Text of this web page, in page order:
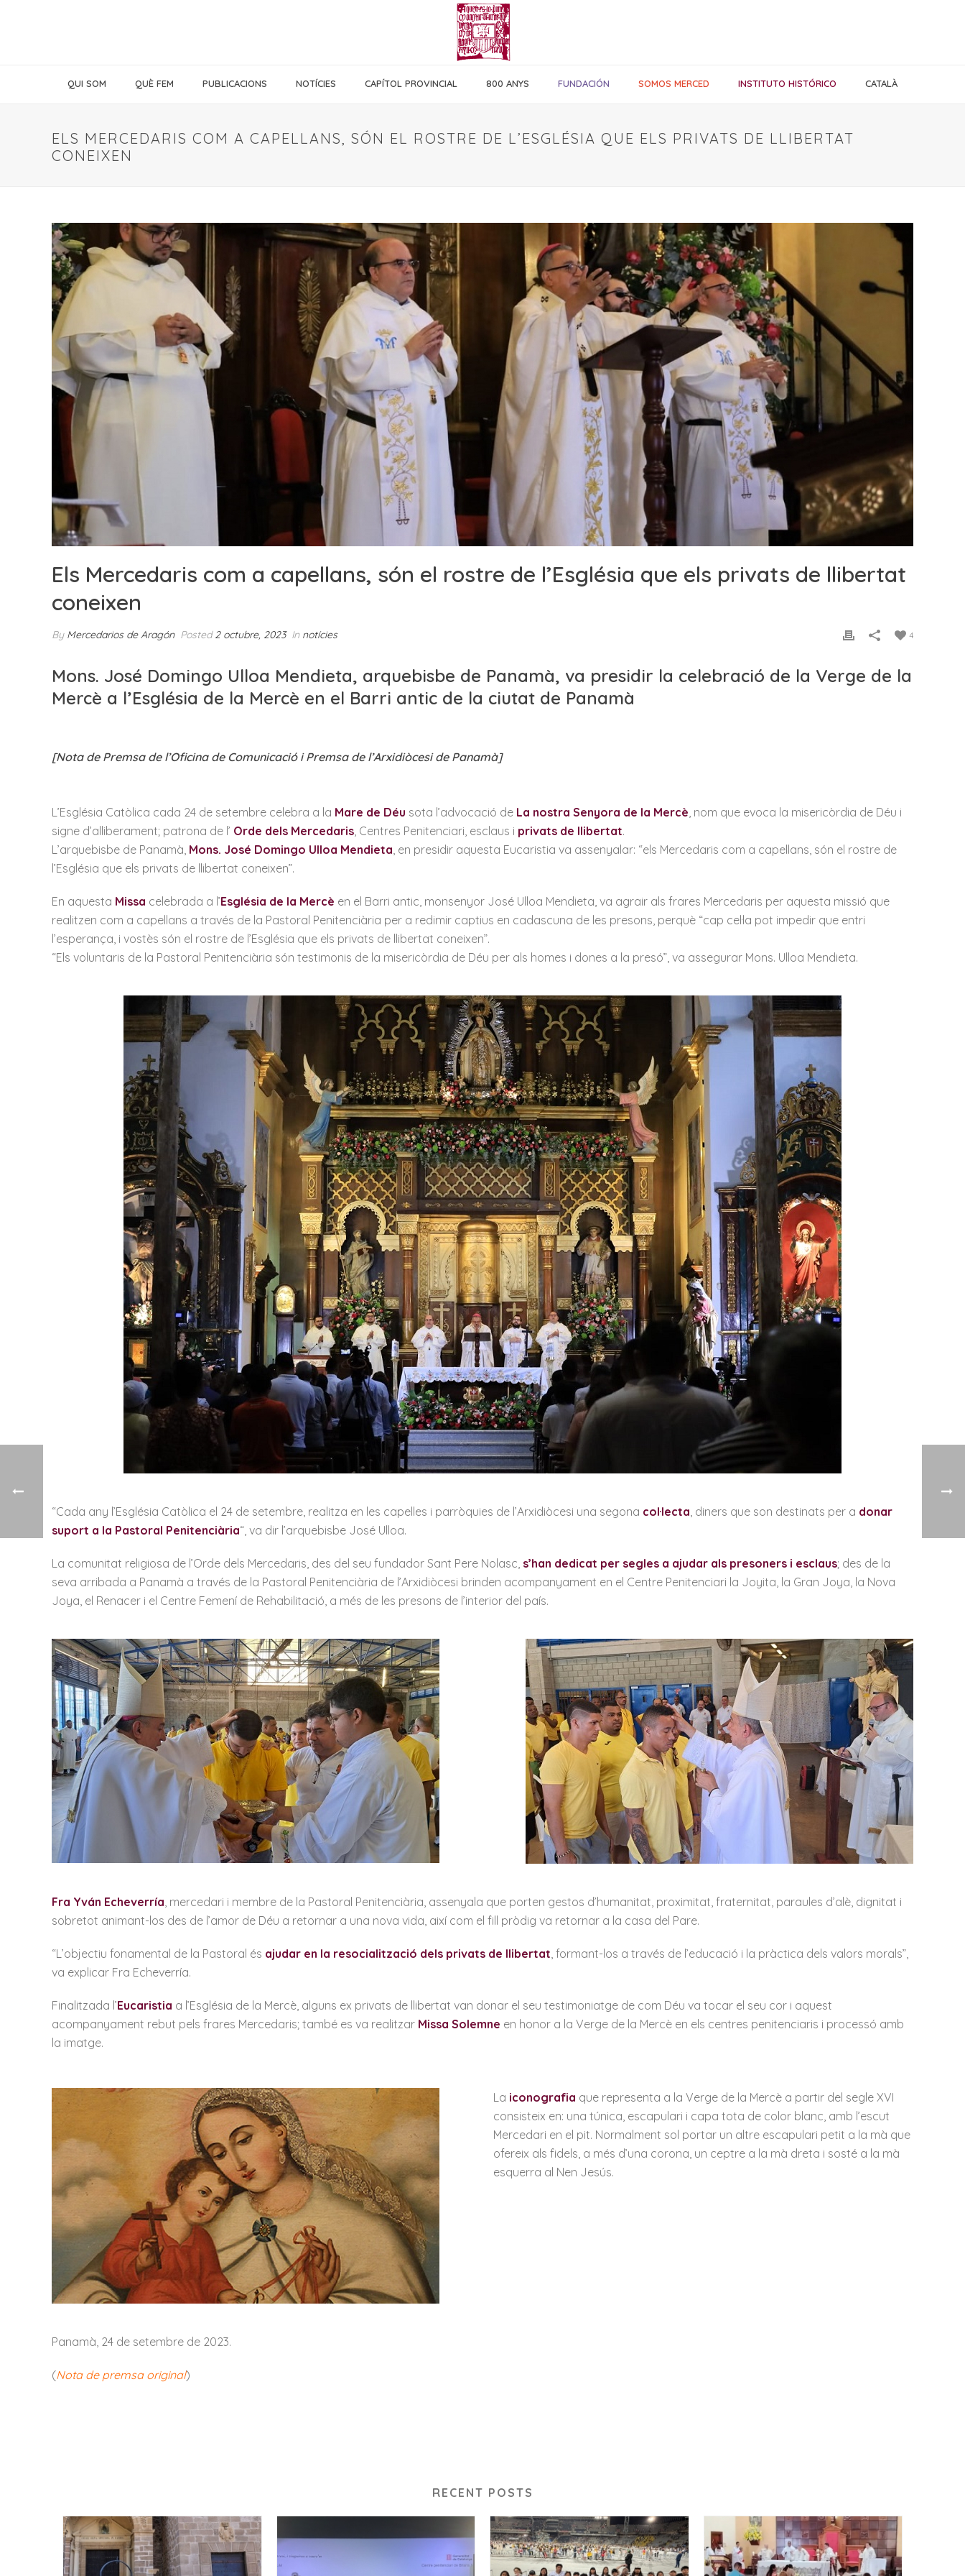
QUI SOM QUÈ FEM PUBLICACIONS NOTÍCIES CAPÍTOL PROVINCIAL 800 ANYS FUNDACIÓN SOMOS MERCED INSTITUTO HISTÓRICO CATALÀ
ELS MERCEDARIS COM A CAPELLANS, SÓN EL ROSTRE DE L’ESGLÉSIA QUE ELS PRIVATS DE LLIBERTAT
CONEIXEN
Els Mercedaris com a capellans, són el rostre de l’Església que els privats de llibertat
coneixen
By Mercedarios de Aragón Posted2 octubre, 2023 In notícies 4
Mons. José Domingo Ulloa Mendieta, arquebisbe de Panamà, va presidir la celebració de la Verge de la
Mercè a l’Església de la Mercè en el Barri antic de la ciutat de Panamà
[Nota de Premsa de l’Oficina de Comunicació i Premsa de l’Arxidiòcesi de Panamà]
L’Església Catòlica cada 24 de setembre celebra a la Mare de Déu sota l’advocació de La nostra Senyora de la Mercè, nom que evoca la misericòrdia de Déu i
signe d’alliberament; patrona de l’ Orde dels Mercedaris, Centres Penitenciari, esclaus i privats de llibertat.
L’arquebisbe de Panamà, Mons. José Domingo Ulloa Mendieta, en presidir aquesta Eucaristia va assenyalar: “els Mercedaris com a capellans, són el rostre de
l’Església que els privats de llibertat coneixen”.
En aquesta Missa celebrada a l’Església de la Mercè en el Barri antic, monsenyor José Ulloa Mendieta, va agrair als frares Mercedaris per aquesta missió que
realitzen com a capellans a través de la Pastoral Penitenciària per a redimir captius en cadascuna de les presons, perquè “cap cel·la pot impedir que entri
l’esperança, i vostès són el rostre de l’Església que els privats de llibertat coneixen”.
“Els voluntaris de la Pastoral Penitenciària són testimonis de la misericòrdia de Déu per als homes i dones a la presó”, va assegurar Mons. Ulloa Mendieta.
“Cada any l’Església Catòlica el 24 de setembre, realitza en les capelles i parròquies de l’Arxidiòcesi una segona col·lecta, diners que son destinats per a donar
suport a la Pastoral Penitenciària“, va dir l’arquebisbe José Ulloa.
La comunitat religiosa de l’Orde dels Mercedaris, des del seu fundador Sant Pere Nolasc, s’han dedicat per segles a ajudar als presoners i esclaus; des de la
seva arribada a Panamà a través de la Pastoral Penitenciària de l’Arxidiòcesi brinden acompanyament en el Centre Penitenciari la Joyita, la Gran Joya, la Nova
Joya, el Renacer i el Centre Femení de Rehabilitació, a més de les presons de l’interior del país.
Fra Yván Echeverría, mercedari i membre de la Pastoral Penitenciària, assenyala que porten gestos d’humanitat, proximitat, fraternitat, paraules d’alè, dignitat i
sobretot animant-los des de l’amor de Déu a retornar a una nova vida, així com el fill pròdig va retornar a la casa del Pare.
“L’objectiu fonamental de la Pastoral és ajudar en la resocialització dels privats de llibertat, formant-los a través de l’educació i la pràctica dels valors morals”,
va explicar Fra Echeverría.
Finalitzada l’Eucaristia a l’Església de la Mercè, alguns ex privats de llibertat van donar el seu testimoniatge de com Déu va tocar el seu cor i aquest
acompanyament rebut pels frares Mercedaris; també es va realitzar Missa Solemne en honor a la Verge de la Mercè en els centres penitenciaris i processó amb
la imatge.
La iconografia que representa a la Verge de la Mercè a partir del segle XVI
consisteix en: una túnica, escapulari i capa tota de color blanc, amb l’escut
Mercedari en el pit. Normalment sol portar un altre escapulari petit a la mà que
ofereix als fidels, a més d’una corona, un ceptre a la mà dreta i sosté a la mà
esquerra al Nen Jesús.
Panamà, 24 de setembre de 2023.
(Nota de premsa original)
RECENT POSTS